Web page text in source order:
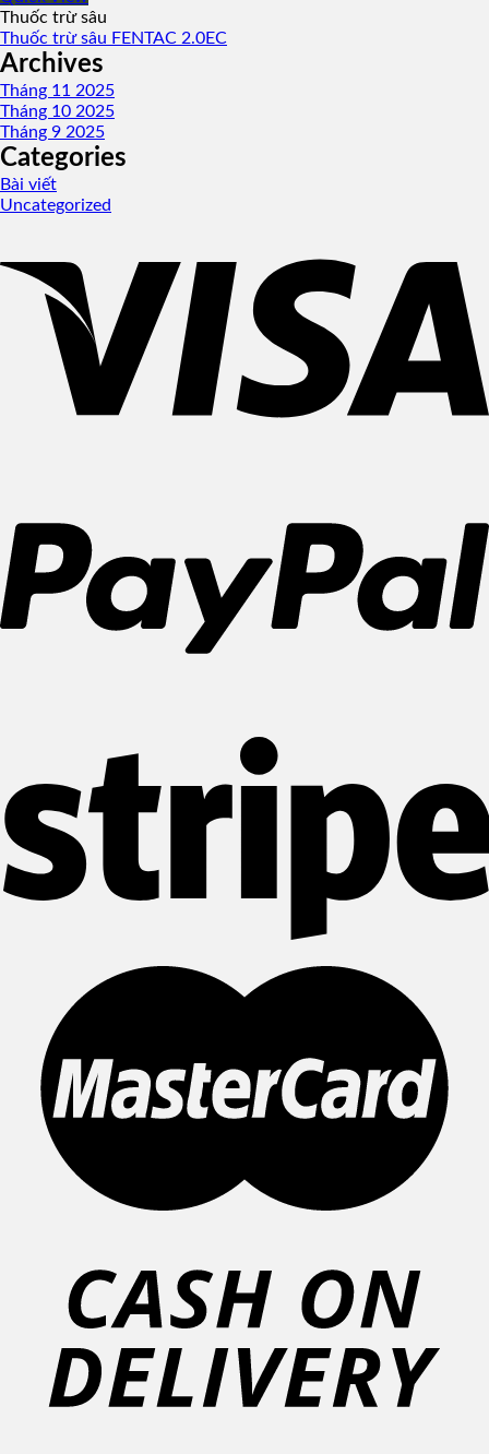
Thuốc trừ sâu
Thuốc trừ sâu FENTAC 2.0EC
Archives
Tháng 11 2025
Tháng 10 2025
Tháng 9 2025
Categories
Bài viết
Uncategorized